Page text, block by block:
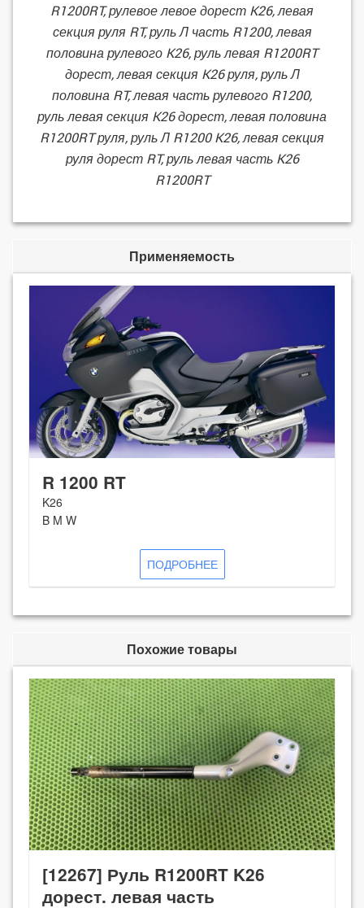
R1200RT, рулевое левое дорест K26, левая
секция руля RT, руль Л часть R1200, левая
половина рулевого K26, руль левая R1200RT
дорест, левая секция K26 руля, руль Л
половина RT, левая часть рулевого R1200,
руль левая секция K26 дорест, левая половина
R1200RT руля, руль Л R1200 K26, левая секция
руля дорест RT, руль левая часть K26
R1200RT
Применяемость
R 1200 RT
K26
B M W
ПОДРОБНЕЕ
Похожие товары
[12267] Руль R1200RT K26
дорест. левая часть